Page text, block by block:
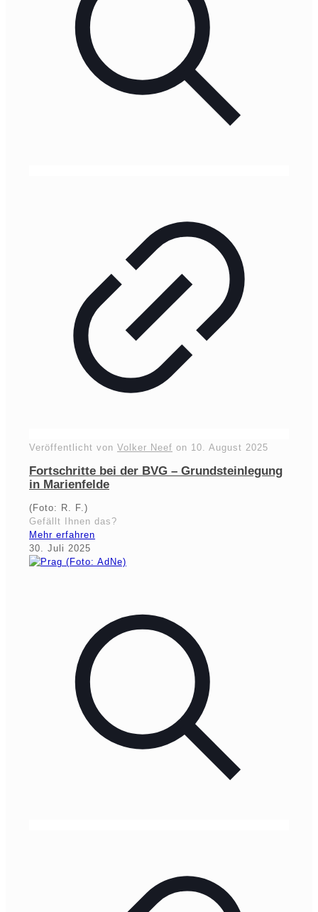
Veröffentlicht von Volker Neef on 10. August 2025
Fortschritte bei der BVG – Grundsteinlegung
in Marienfelde
(Foto: R. F.)
Gefällt Ihnen das?
Mehr erfahren
30. Juli 2025